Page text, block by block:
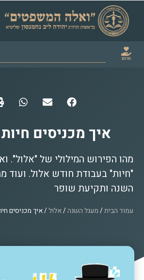
תרום
איך מכניסים
מהו הפירוש המילולי של "אלול".
"חיות" בעבודת חודש אלול. ועוד
השנה ותקיעת שופר
עמוד הבית/מעגל השנה/אלול/ איך מכניסים